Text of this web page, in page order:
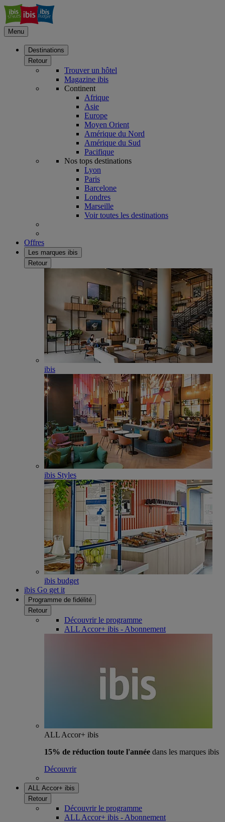
Menu
Destinations
Retour
Trouver un hôtel
Magazine ibis
Continent
Afrique
Asie
Europe
Moyen Orient
Amérique du Nord
Amérique du Sud
Pacifique
Nos tops destinations
Lyon
Paris
Barcelone
Londres
Marseille
Voir toutes les destinations
Offres
Les marques ibis
Retour
ibis
ibis Styles
ibis budget
ibis Go get it
Programme de fidélité
Retour
Découvrir le programme
ALL Accor+ ibis - Abonnement
ALL Accor+ ibis
15% de réduction toute l'année dans les marques ibis
Découvrir
ALL Accor+ ibis
Retour
Découvrir le programme
ALL Accor+ ibis - Abonnement